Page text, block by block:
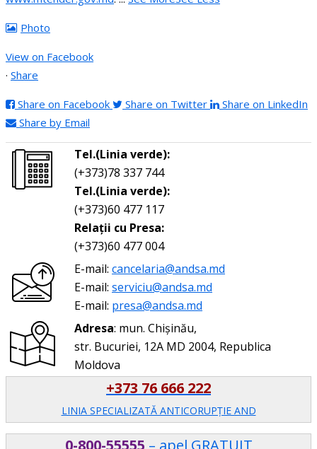
Photo
View on Facebook
· Share
Share on Facebook Share on Twitter
Share on LinkedIn
Share by Email
Tel.(Linia verde):
(+373)78 337 744
Tel.(Linia verde):
(+373)60 477 117
Relații cu Presa:
(+373)60 477 004
E-mail: cancelaria@andsa.md
E-mail: serviciu@andsa.md
E-mail: presa@andsa.md
Adresa: mun. Chișinău,
str. Bucuriei, 12A MD 2004, Republica
Moldova
+373 76 666 222
LINIA SPECIALIZATĂ ANTICORUPŢIE AND